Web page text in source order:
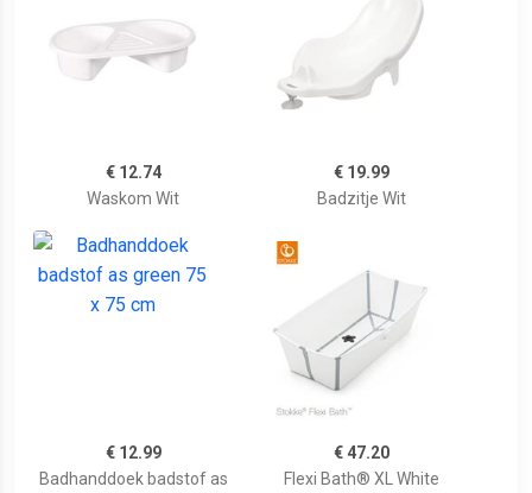
€ 12.74
Waskom Wit
€ 19.99
Badzitje Wit
€ 12.99
Badhanddoek badstof as
€ 47.20
Flexi Bath® XL White